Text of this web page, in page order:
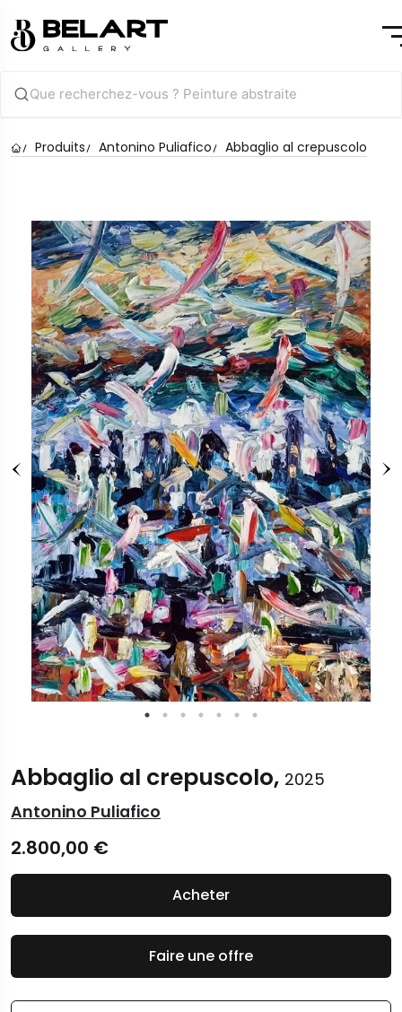
Produits Antonino Puliafico Abbaglio al crepuscolo
Abbaglio al crepuscolo, 2025
Antonino Puliafico
2.800,00 €
Faire une offre
Acheter